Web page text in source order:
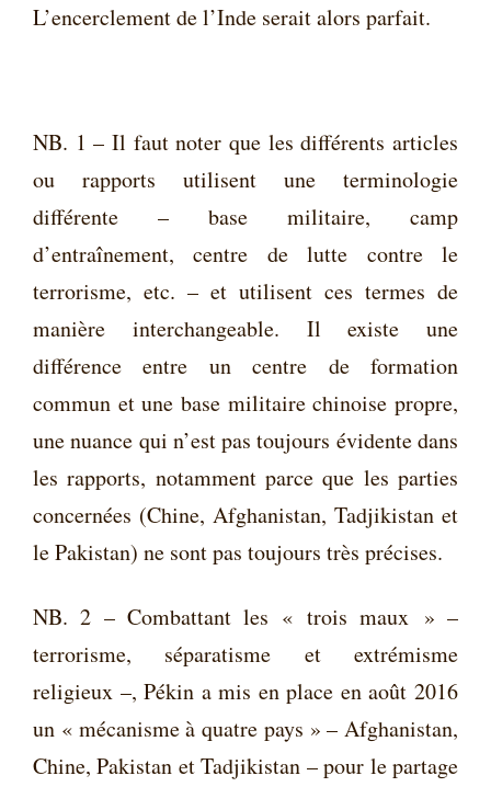
L’encerclement de l’Inde serait alors parfait.
NB. 1 – Il faut noter que les différents articles
ou rapports utilisent une terminologie
différente – base militaire, camp
d’entraînement, centre de lutte contre le
terrorisme, etc. – et utilisent ces termes de
manière interchangeable. Il existe une
différence entre un centre de formation
commun et une base militaire chinoise propre,
une nuance qui n’est pas toujours évidente dans
les rapports, notamment parce que les parties
concernées (Chine, Afghanistan, Tadjikistan et
le Pakistan) ne sont pas toujours très précises.
NB. 2 – Combattant les « trois maux » –
terrorisme, séparatisme et extrémisme
religieux –, Pékin a mis en place en août 2016
un « mécanisme à quatre pays » – Afghanistan,
Chine, Pakistan et Tadjikistan – pour le partage